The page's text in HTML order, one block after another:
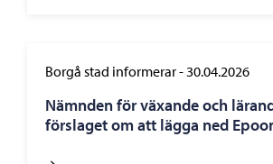
Borgå stad informerar-30.04.2026
Nämnden för växande och
förslaget om att lägga ned